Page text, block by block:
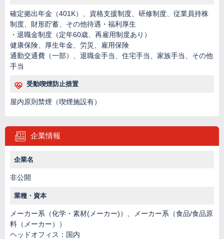
確定拠出年金（401K）、資格支援制度、研修制度、従業員持株
制度、財形貯蓄、その他待遇・福利厚生
・退職金制度（定年60歳、再雇用制度あり）
健康保険、厚生年金、労災、雇用保険
通勤交通費（一部）、退職金手当、住宅手当、家族手当、その他
手当
受動喫煙防止措置
屋内原則禁煙（喫煙施設有）
企業情報
企業名
非公開
業種・資本
メーカー系（化学・素材(メーカー)）、メーカー系（食品/食品原
料（メーカー））
ヘッドオフィス：国内